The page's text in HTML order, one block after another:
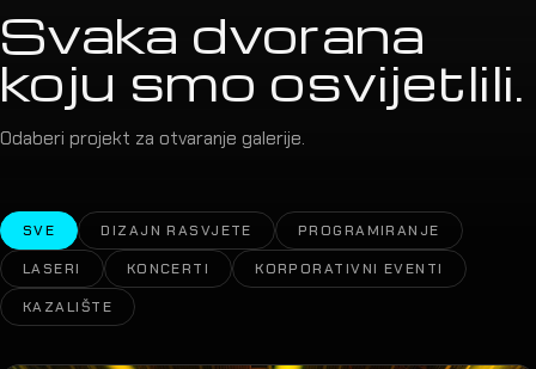
Svaka dvorana
koju smo osvijetlili.
Odaberi projekt za otvaranje galerije.
SVE DIZAJN RASVJETE
PROGRAMIRANJE
LASERI
KONCERTI
KORPORATIVNI EVENTI
KAZALIŠTE